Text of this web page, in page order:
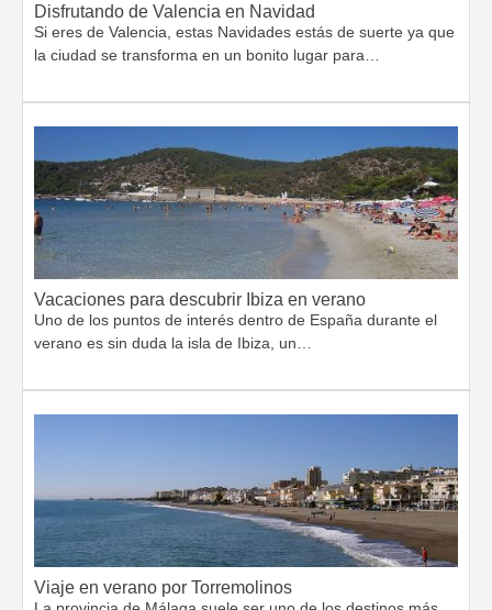
Disfrutando de Valencia en Navidad
Si eres de Valencia, estas Navidades estás de suerte ya que
la ciudad se transforma en un bonito lugar para…
Vacaciones para descubrir Ibiza en verano
Uno de los puntos de interés dentro de España durante el
verano es sin duda la isla de Ibiza, un…
Viaje en verano por Torremolinos